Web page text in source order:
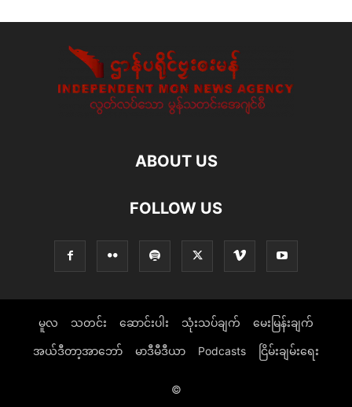
ABOUT US
FOLLOW US
မူလ သတင်း ဆောင်းပါး သုံးသပ်ချက် မေးမြန်းချက်
အယ်ဒီတာ့အာဘော် မာဒီမီဒီယာ Podcasts ငြိမ်းချမ်းရေး
©